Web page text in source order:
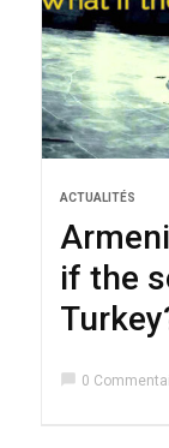
ACTUALITÉS
if the
chat_bubble 0